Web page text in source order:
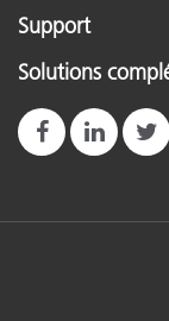
Support
Solutions